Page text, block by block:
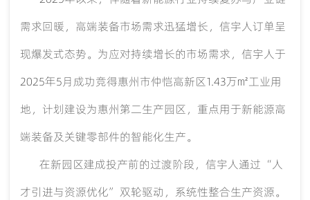
需求回暖，高端装备市场需求迅猛增长，信宇人订单呈
现爆发式态势。为应对持续增长的市场需求，信宇人于
2025年5月成功竞得惠州市仲恺高新区1.43万㎡工业用
地，计划建设为惠州第二生产园区，重点用于新能源高
端装备及关键零部件的智能化生产。
在新园区建成投产前的过渡阶段，信宇人通过 “人
才引进与资源优化”双轮驱动，系统性整合生产资源。